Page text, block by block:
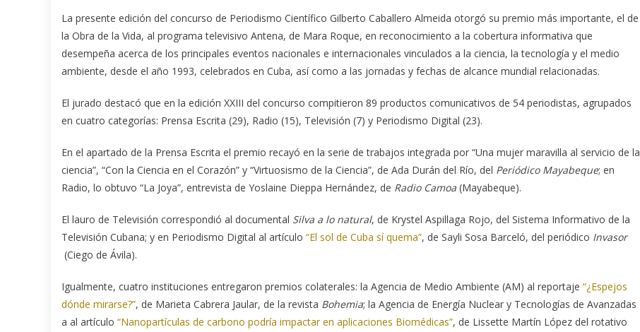
La presente edición del concurso de Periodismo Científico Gilberto Caballero Almeida otorgó su premio más importante, el de
la Obra de la Vida, al programa televisivo Antena, de Mara Roque, en reconocimiento a la cobertura informativa que
desempeña acerca de los principales eventos nacionales e internacionales vinculados a la ciencia, la tecnología y el medio
ambiente, desde el año 1993, celebrados en Cuba, así como a las jornadas y fechas de alcance mundial relacionadas.
El jurado destacó que en la edición XXIII del concurso compitieron 89 productos comunicativos de 54 periodistas, agrupados
en cuatro categorías: Prensa Escrita (29), Radio (15), Televisión (7) y Periodismo Digital (23).
En el apartado de la Prensa Escrita el premio recayó en la serie de trabajos integrada por “Una mujer maravilla al servicio de la
ciencia”, “Con la Ciencia en el Corazón” y “Virtuosismo de la Ciencia”, de Ada Durán del Río, del Periódico Mayabeque; en
Radio, lo obtuvo “La Joya”, entrevista de Yoslaine Dieppa Hernández, de Radio Camoa (Mayabeque).
El lauro de Televisión correspondió al documental Silva a lo natural, de Krystel Aspillaga Rojo, del Sistema Informativo de la
Televisión Cubana; y en Periodismo Digital al artículo “El sol de Cuba sí quema”, de Sayli Sosa Barceló, del periódico Invasor
(Ciego de Ávila).
Igualmente, cuatro instituciones entregaron premios colaterales: la Agencia de Medio Ambiente (AM) al reportaje “¿Espejos
dónde mirarse?”, de Marieta Cabrera Jaular, de la revista Bohemia; la Agencia de Energía Nuclear y Tecnologías de Avanzadas
a al artículo “Nanopartículas de carbono podría impactar en aplicaciones Biomédicas”, de Lissette Martín López del rotativo